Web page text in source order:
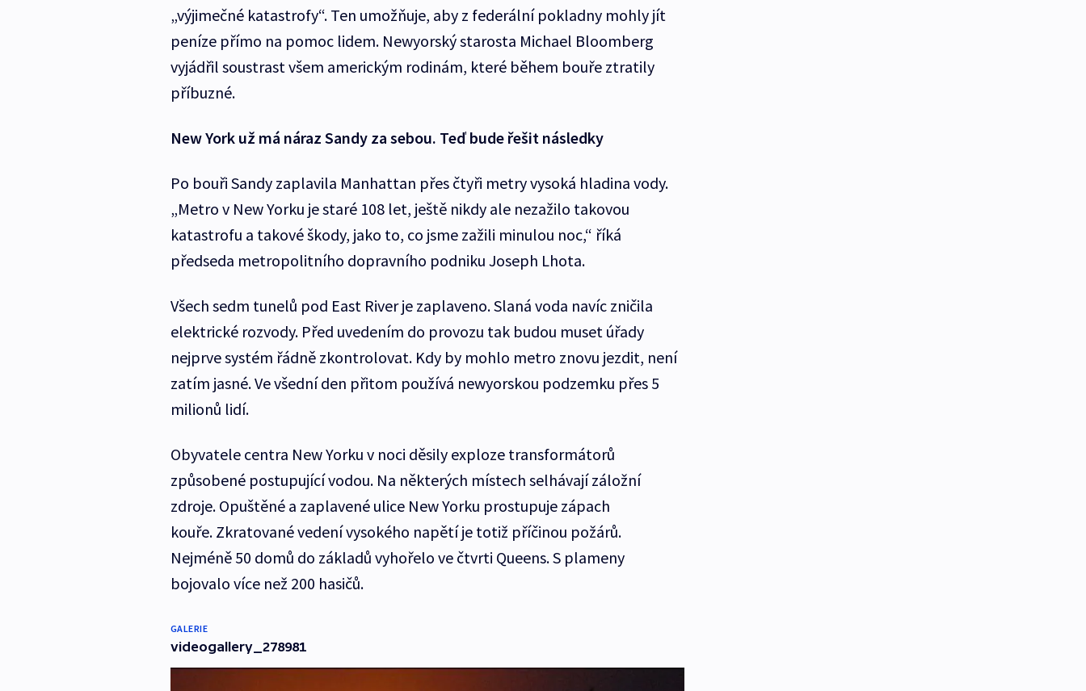
„výjimečné katastrofy“. Ten umožňuje, aby z federální pokladny mohly jít
peníze přímo na pomoc lidem. Newyorský starosta Michael Bloomberg
vyjádřil soustrast všem americkým rodinám, které během bouře ztratily
příbuzné.
New York už má náraz Sandy za sebou. Teď bude řešit následky
Po bouři Sandy zaplavila Manhattan přes čtyři metry vysoká hladina vody.
„Metro v New Yorku je staré 108 let, ještě nikdy ale nezažilo takovou
katastrofu a takové škody, jako to, co jsme zažili minulou noc,“ říká
předseda metropolitního dopravního podniku Joseph Lhota.
Všech sedm tunelů pod East River je zaplaveno. Slaná voda navíc zničila
elektrické rozvody. Před uvedením do provozu tak budou muset úřady
nejprve systém řádně zkontrolovat. Kdy by mohlo metro znovu jezdit, není
zatím jasné. Ve všední den přitom používá newyorskou podzemku přes 5
milionů lidí.
Obyvatele centra New Yorku v noci děsily exploze transformátorů
způsobené postupující vodou. Na některých místech selhávají záložní
zdroje. Opuštěné a zaplavené ulice New Yorku prostupuje zápach
kouře. Zkratované vedení vysokého napětí je totiž příčinou požárů.
Nejméně 50 domů do základů vyhořelo ve čtvrti Queens. S plameny
bojovalo více než 200 hasičů.
GALERIE
videogallery_278981